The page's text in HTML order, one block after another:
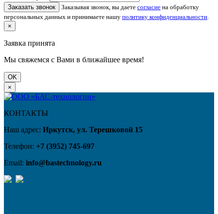
Заказать звонок Заказывая звонок, вы даете согласие на обработку
персональных данных и принимаете нашу политику конфиденциальности.
×
Заявка принята
Мы свяжемся с Вами в ближайшее время!
OK
×
КОНТАКТЫ
Наш адрес: Иркутск, ул. Терешковой 15
Телефон: +7 (3952) 745-697
Email: info@bastechnology.ru